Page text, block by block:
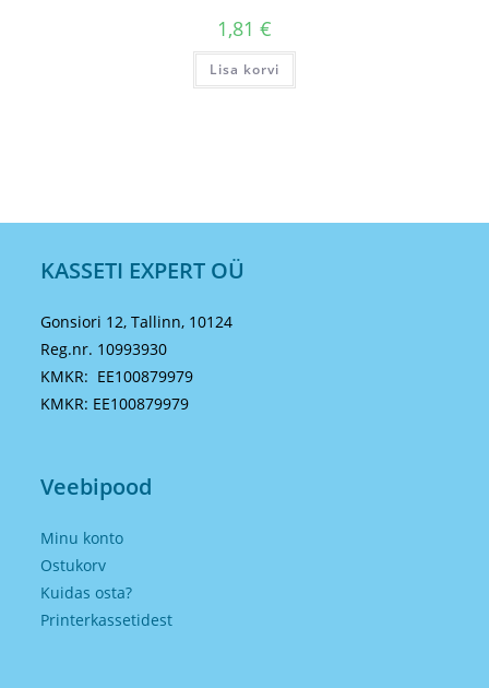
1,81 €
Lisa korvi
KASSETI EXPERT OÜ
Gonsiori 12, Tallinn, 10124
Reg.nr. 10993930
KMKR: EE100879979
KMKR: EE100879979
Veebipood
Minu konto
Ostukorv
Kuidas osta?
Printerkassetidest